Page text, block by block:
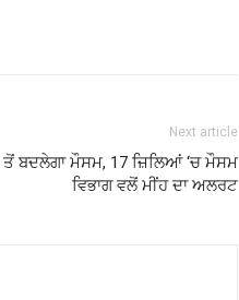
Next article
ਬਦਲੇਗਾ ਮੌਸਮ, 17 ਜ਼ਿਲਿਆਂ ‘ਚ ਮੌਸਮ
ਵਿਭਾਗ ਵਲੋਂ ਮੀਂਹ ਦਾ ਅਲਰਟ